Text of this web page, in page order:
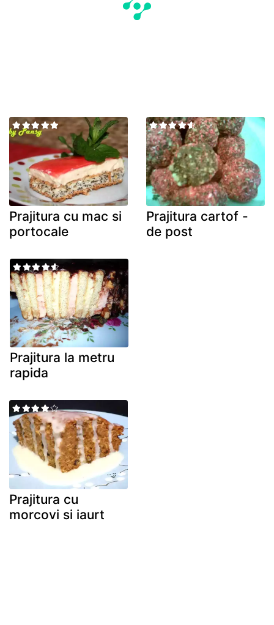
Prajitura cu mac si
portocale
Prajitura cartof -
de post
Prajitura la metru
rapida
Prajitura cu
morcovi si iaurt